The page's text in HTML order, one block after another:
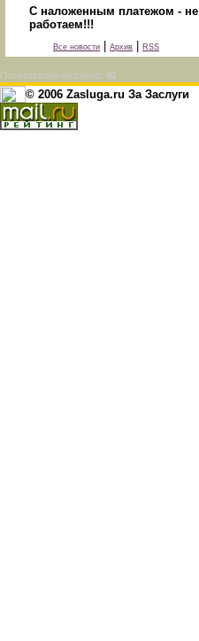
С наложенным платежом - не
работаем!!!
Все новости Архив RSS
Посетителей на сайте: 40
© 2006 Zasluga.ru За Заслуги